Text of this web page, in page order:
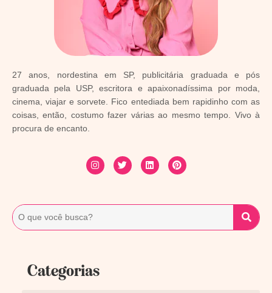
27 anos, nordestina em SP, publicitária graduada e pós
graduada pela USP, escritora e apaixonadíssima por moda,
cinema, viajar e sorvete. Fico entediada bem rapidinho com as
coisas, então, costumo fazer várias ao mesmo tempo. Vivo à
procura de encanto.
Categorias